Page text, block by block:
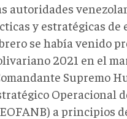
autoridades
y estratégicas de
se había venido
2021 en el
Supremo
Operacional
a principios